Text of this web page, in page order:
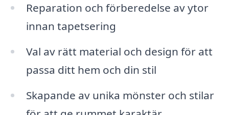
Reparation och förberedelse av ytor
innan tapetsering
Val av rätt material och design för att
passa ditt hem och din stil
Skapande av unika mönster och stilar